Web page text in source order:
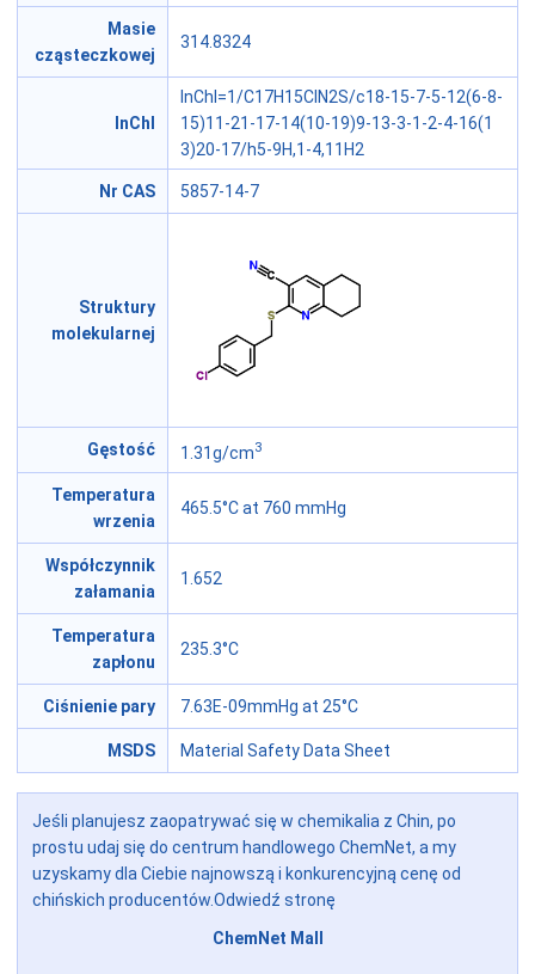
Masie
cząsteczkowej
314.8324
InChI
InChI=1/C17H15ClN2S/c18-15-7-5-12(6-8-
15)11-21-17-14(10-19)9-13-3-1-2-4-16(1
3)20-17/h5-9H,1-4,11H2
Nr CAS 5857-14-7
Struktury
molekularnej
Gęstość 1.31g/cm3
Temperatura
wrzenia
465.5°C at 760 mmHg
Współczynnik
załamania
1.652
Temperatura
zapłonu
235.3°C
Ciśnienie pary 7.63E-09mmHg at 25°C
MSDS Material Safety Data Sheet
Jeśli planujesz zaopatrywać się w chemikalia z Chin, po
prostu udaj się do centrum handlowego ChemNet, a my
uzyskamy dla Ciebie najnowszą i konkurencyjną cenę od
chińskich producentów.Odwiedź stronę
ChemNet Mall